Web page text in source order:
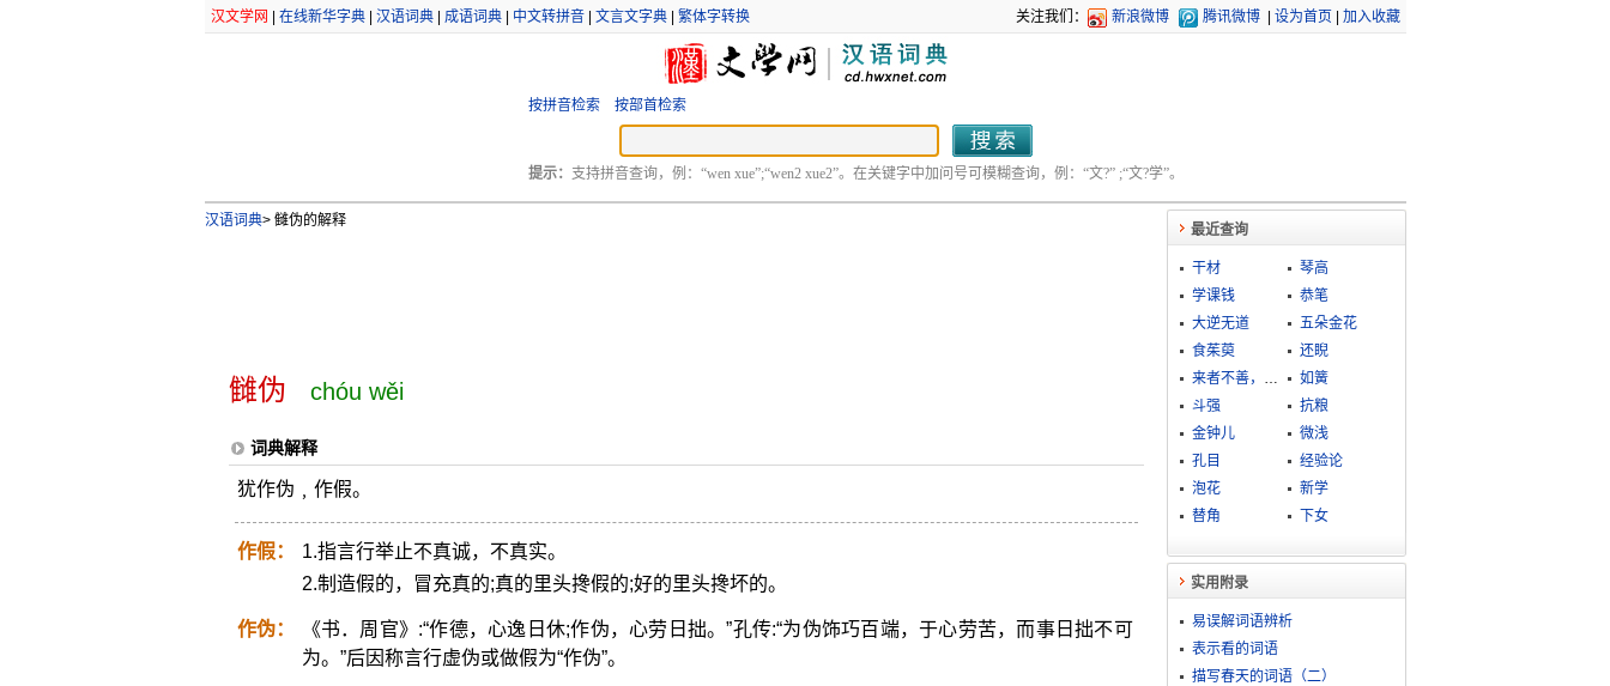
汉文学网 在线新华字典| 汉语词典| 成语词典| 中文转拼音| 文言文字典| 繁体字转换 关注我们： 新浪微博 腾讯微博 设为首页 加入收藏
按拼音检索 按部首检索
提示： 支持拼音查询，例：“wen xue”;“wen2 xue2”。在关键字中加问号可模糊查询，例：“文?” ;“文?学”。
汉语词典>雠伪的解释
雠伪 chóu wěi
词典解释
犹作伪﹐作假。
作假：
1.指言行举止不真诚，不真实。
2.制造假的，冒充真的;真的里头搀假的;好的里头搀坏的。
作伪：
《书．周官》:“作德，心逸日休;作伪，心劳日拙。”孔传:“为伪饰巧百端，于心劳苦，而事日拙不可
为。”后因称言行虚伪或做假为“作伪”。
最近查询
干材
琴高
学课钱
恭笔
大逆无道
五朵金花
食茱萸
还睨
来者不善，善者不来
如簧
斗强
抗粮
金钟儿
微浅
孔目
经验论
泡花
新学
替角
下女
实用附录
易误解词语辨析
表示看的词语
描写春天的词语（二）